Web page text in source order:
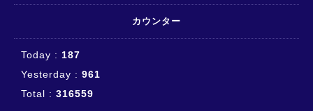
カウンター
Today : 187
Yesterday : 961
Total : 316559